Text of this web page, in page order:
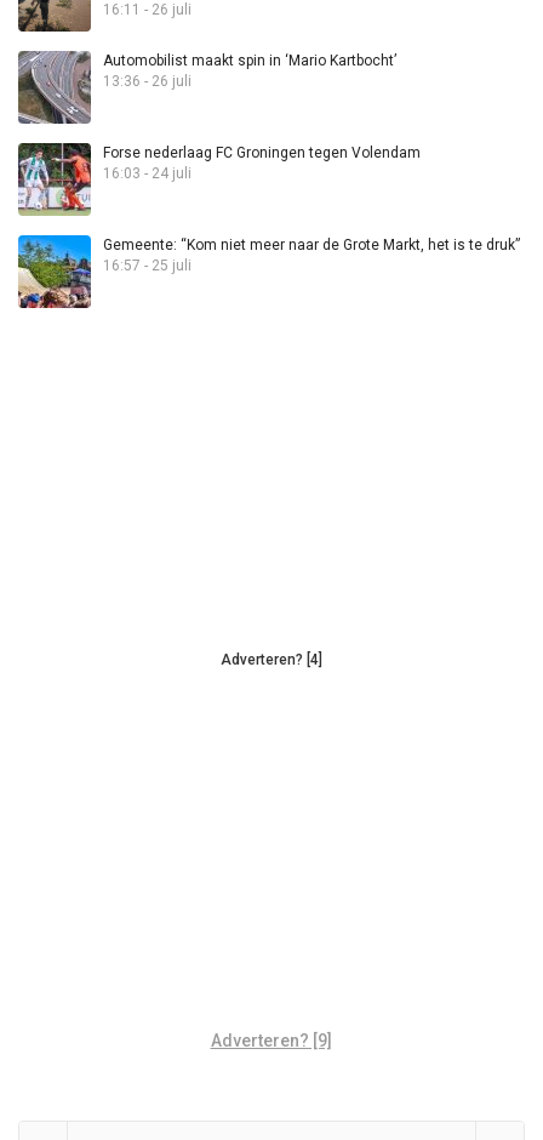
16:11 - 26 juli
Automobilist maakt spin in ‘Mario Kartbocht’
13:36 - 26 juli
Forse nederlaag FC Groningen tegen Volendam
16:03 - 24 juli
Gemeente: “Kom niet meer naar de Grote Markt, het is te druk”
16:57 - 25 juli
Adverteren? [4]
Adverteren? [9]